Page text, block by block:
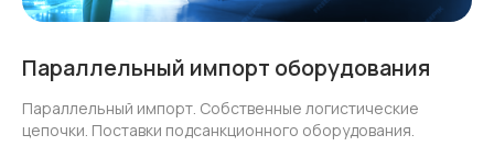
Параллельный импорт оборудования
Параллельный импорт. Собственные логистические
цепочки. Поставки подсанкционного оборудования.